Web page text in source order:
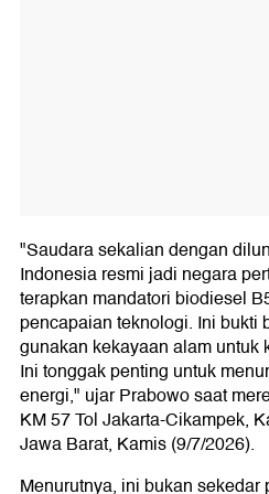
"Saudara sekalian dengan
Indonesia resmi jadi negara
terapkan mandatori biodiesel
pencapaian teknologi. Ini bukti
gunakan kekayaan alam untuk
Ini tonggak penting untuk
energi," ujar Prabowo saat
KM 57 Tol Jakarta-Cikampek,
Jawa Barat, Kamis (9/7/2026).
Menurutnya, ini bukan